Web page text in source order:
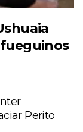
Perito